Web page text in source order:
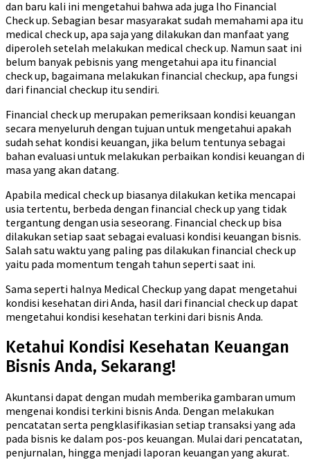
dan baru kali ini mengetahui bahwa ada juga lho Financial
Check up. Sebagian besar masyarakat sudah memahami apa itu
medical check up, apa saja yang dilakukan dan manfaat yang
diperoleh setelah melakukan medical check up. Namun saat ini
belum banyak pebisnis yang mengetahui apa itu financial
check up, bagaimana melakukan financial checkup, apa fungsi
dari financial checkup itu sendiri.
Financial check up merupakan pemeriksaan kondisi keuangan
secara menyeluruh dengan tujuan untuk mengetahui apakah
sudah sehat kondisi keuangan, jika belum tentunya sebagai
bahan evaluasi untuk melakukan perbaikan kondisi keuangan di
masa yang akan datang.
Apabila medical check up biasanya dilakukan ketika mencapai
usia tertentu, berbeda dengan financial check up yang tidak
tergantung dengan usia seseorang. Financial check up bisa
dilakukan setiap saat sebagai evaluasi kondisi keuangan bisnis.
Salah satu waktu yang paling pas dilakukan financial check up
yaitu pada momentum tengah tahun seperti saat ini.
Sama seperti halnya Medical Checkup yang dapat mengetahui
kondisi kesehatan diri Anda, hasil dari financial check up dapat
mengetahui kondisi kesehatan terkini dari bisnis Anda.
Ketahui Kondisi Kesehatan Keuangan
Bisnis Anda, Sekarang!
Akuntansi dapat dengan mudah memberika gambaran umum
mengenai kondisi terkini bisnis Anda. Dengan melakukan
pencatatan serta pengklasifikasian setiap transaksi yang ada
pada bisnis ke dalam pos-pos keuangan. Mulai dari pencatatan,
penjurnalan, hingga menjadi laporan keuangan yang akurat.